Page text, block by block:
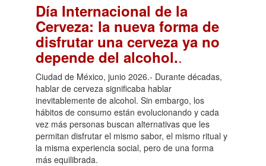
Día Internacional de la
Cerveza: la nueva forma de
disfrutar una cerveza ya no
depende del alcohol..
Ciudad de México, junio 2026.- Durante décadas,
hablar de cerveza significaba hablar
inevitablemente de alcohol. Sin embargo, los
hábitos de consumo están evolucionando y cada
vez más personas buscan alternativas que les
permitan disfrutar el mismo sabor, el mismo ritual y
la misma experiencia social, pero de una forma
más equilibrada.